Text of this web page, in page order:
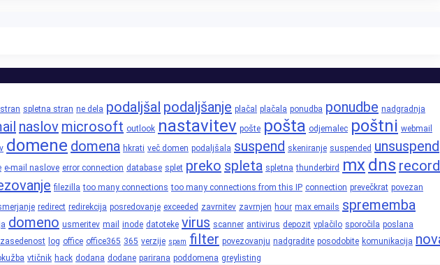
spletna stran ne dela podaljšal podaljšanje plačal plačala ponudba ponudbe nadgradnja
naslov microsoft outlook nastavitev pošte pošta odjemalec poštni webmail
domene domena hkrati več domen podaljšala suspend skeniranje suspended unsuspend
e-mail naslove error connection database splet preko spleta spletna thunderbird mx dns record
filezilla too many connections too many connections from this IP connection prevečkrat povezan
redirect redirekcija posredovanje exceeded zavrnitev zavrnjen hour max emails sprememba
domeno usmeritev mail inode datoteke virus scanner antivirus depozit vplačilo sporočila poslana
zasedenost log office office365 365 verzije spam filter povezovanju nadgradite posodobite komunikacija
vtičnik hack dodana dodane parirana poddomena greylisting